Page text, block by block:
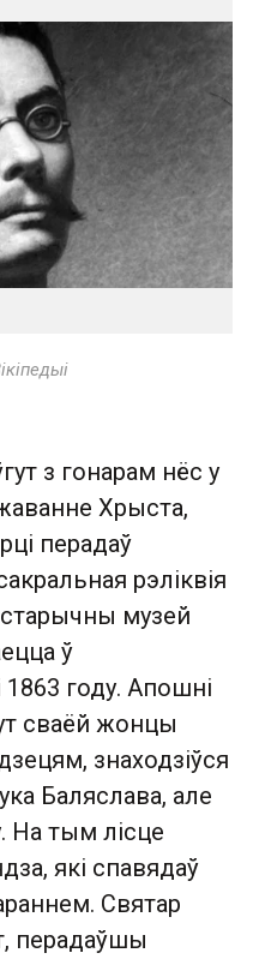
з гонарам нёс у
Хрыста,
перадаў
рэліквія
музей
ў
году. Апошні
сваёй жонцы
дзецям, знаходзіўся
Баляслава, але
На тым лісце
які спавядаў
Святар
перадаўшы